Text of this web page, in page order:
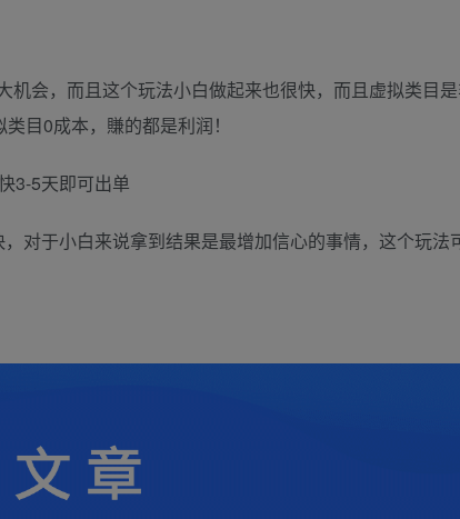
会，而且这个玩法小白做起来也很快，而且虚拟类目
目0成本，賺的都是利润！
3-5天即可出单
对于小白来说拿到结果是最增加信心的事情，这个玩法